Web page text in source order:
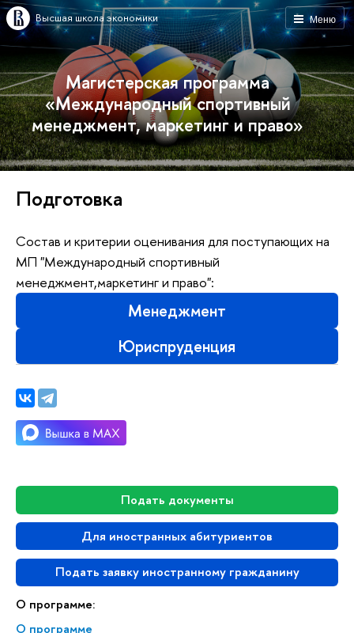
Меню
Высшая школа экономики
Магистерская программа
«Международный спортивный
менеджмент, маркетинг и право»
Подать документы
Для иностранных абитуриентов
Подать заявку иностранному гражданину
О программе:
О программе
Подготовка
Состав и критерии оценивания для поступающих на
МП "Международный спортивный
менеджмент,маркетинг и право":
Менеджмент
Юриспруденция